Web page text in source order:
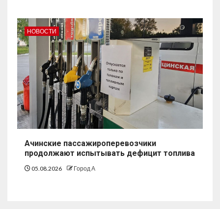
НОВОСТИ
Ачинские пассажироперевозчики
продолжают испытывать дефицит топлива
05.08.2026 Город А